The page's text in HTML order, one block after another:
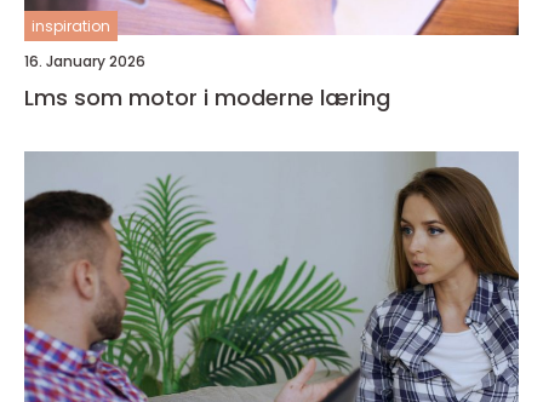
inspiration
16. January 2026
Lms som motor i moderne læring